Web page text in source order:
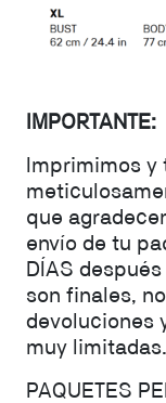
IMPORTANTE:
Imprimimos
que
envío de tu
DÍAS
son finales,
devoluciones
muy limitadas.
PAQUETES